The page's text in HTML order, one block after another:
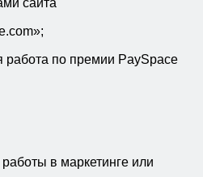
работа по премии PaySpace
в маркетинге или